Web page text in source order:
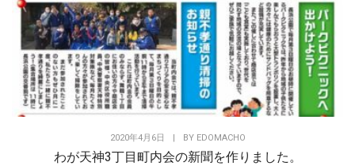
2020年4月6日 BY EDOMACHO
わが天神3丁目町内会の新聞を作りました。